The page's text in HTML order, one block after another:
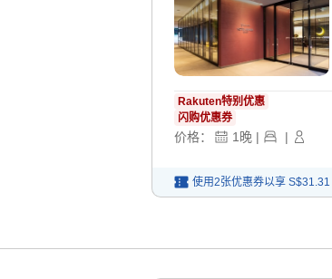
Rakuten特别优惠
闪购优惠券
价格： 1晚 | |
使用2张优惠券以享 S$31.31